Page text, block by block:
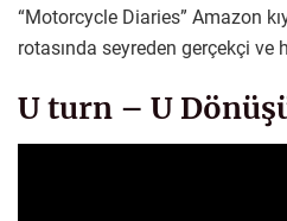
“Motorcycle Diaries” Amazon
rotasında seyreden gerçekçi ve
U turn – U